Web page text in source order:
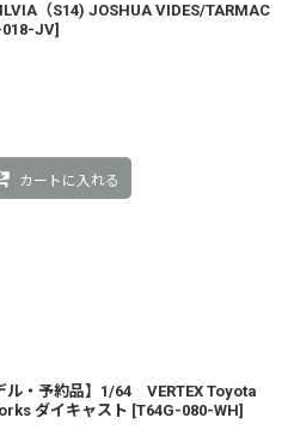
（S14) JOSHUA VIDES/TARMAC
JV]
カートに入れる
ル・予約品】1/64 VERTEX Toyota
ダイキャスト [T64G-080-WH]